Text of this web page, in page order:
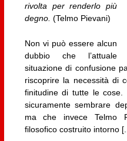
rivolta per renderlo più
degno. (Telmo Pievani)
Non vi può essere alcun
dubbio che l’attuale
situazione di confusione
riscoprire la necessità di
finitudine di tutte le
sicuramente sembrare
ma che invece Telmo
filosofico costruito intorno